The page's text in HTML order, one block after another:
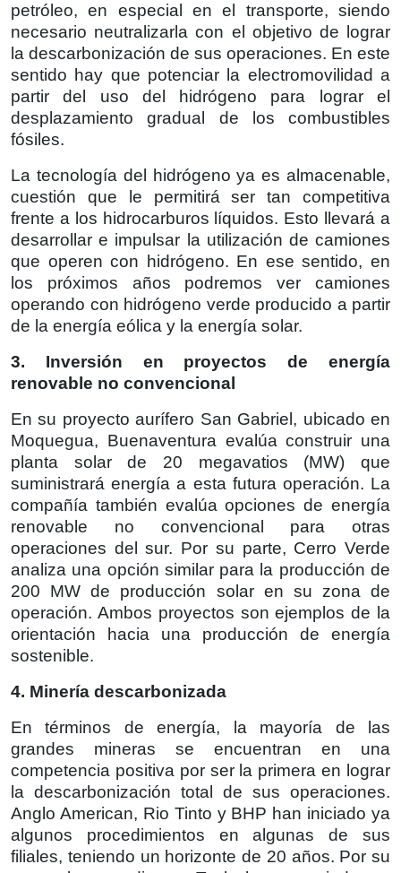
petróleo, en especial en el transporte, siendo
necesario neutralizarla con el objetivo de lograr
la descarbonización de sus operaciones. En este
sentido hay que potenciar la electromovilidad a
partir del uso del hidrógeno para lograr el
desplazamiento gradual de los combustibles
fósiles.
La tecnología del hidrógeno ya es almacenable,
cuestión que le permitirá ser tan competitiva
frente a los hidrocarburos líquidos. Esto llevará a
desarrollar e impulsar la utilización de camiones
que operen con hidrógeno. En ese sentido, en
los próximos años podremos ver camiones
operando con hidrógeno verde producido a partir
de la energía eólica y la energía solar.
3. Inversión en proyectos de energía
renovable no convencional
En su proyecto aurífero San Gabriel, ubicado en
Moquegua, Buenaventura evalúa construir una
planta solar de 20 megavatios (MW) que
suministrará energía a esta futura operación. La
compañía también evalúa opciones de energía
renovable no convencional para otras
operaciones del sur. Por su parte, Cerro Verde
analiza una opción similar para la producción de
200 MW de producción solar en su zona de
operación. Ambos proyectos son ejemplos de la
orientación hacia una producción de energía
sostenible.
4. Minería descarbonizada
En términos de energía, la mayoría de las
grandes mineras se encuentran en una
competencia positiva por ser la primera en lograr
la descarbonización total de sus operaciones.
Anglo American, Rio Tinto y BHP han iniciado ya
algunos procedimientos en algunas de sus
filiales, teniendo un horizonte de 20 años. Por su